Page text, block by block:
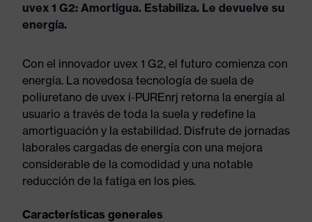
uvex 1 G2: Amortigua. Estabiliza. Le devuelve su
energía.
Con el innovador uvex 1 G2, el futuro comienza con
energía. La novedosa tecnología de suela de
poliuretano de uvex i-PUREnrj retorna la energía al
usuario a través de toda la suela y redefine la
amortiguación y la estabilidad. Disfrute de jornadas
laborales cargadas de energía con una mejora
considerable de la comodidad y una notable
reducción de la fatiga en los pies.
Características generales